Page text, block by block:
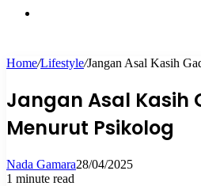
for
Home/Lifestyle/Jangan Asal Kasih
Jangan Asal Kasih
Menurut Psikolog
Nada Gamara28/04/2025
1 minute read